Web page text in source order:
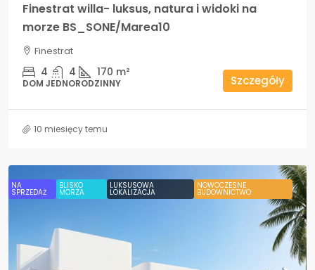
Finestrat willa- luksus, natura i widoki na
morze BS_SONE/Marea10
Finestrat
4 4 170 m²
DOM JEDNORODZINNY Szczegóły
10 miesięcy temu
NA
SPRZEDAŻ
BLISKO
MORZA
LUKSUSOWA
LOKALIZACJA
NOWOCZESNE
BUDOWNICTWO